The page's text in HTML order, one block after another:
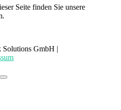
Seite finden Sie unsere
Solutions GmbH |